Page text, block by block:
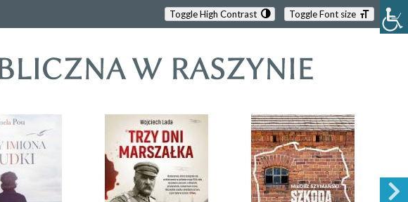
Toggle High Contrast Toggle Font size